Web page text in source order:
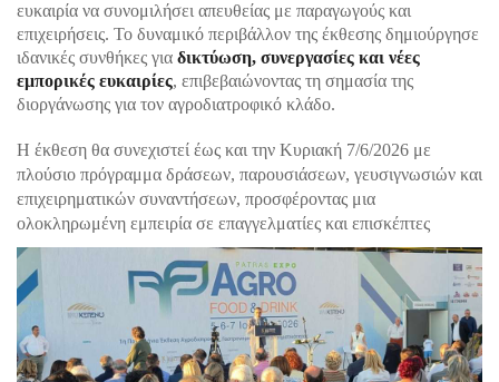
ευκαιρία να συνομιλήσει απευθείας με παραγωγούς και
επιχειρήσεις. Το δυναμικό περιβάλλον της έκθεσης δημιούργησε
ιδανικές συνθήκες για δικτύωση, συνεργασίες και νέες
εμπορικές ευκαιρίες, επιβεβαιώνοντας τη σημασία της
διοργάνωσης για τον αγροδιατροφικό κλάδο.
Η έκθεση θα συνεχιστεί έως και την Κυριακή 7/6/2026 με
πλούσιο πρόγραμμα δράσεων, παρουσιάσεων, γευσιγνωσιών και
επιχειρηματικών συναντήσεων, προσφέροντας μια
ολοκληρωμένη εμπειρία σε επαγγελματίες και επισκέπτες